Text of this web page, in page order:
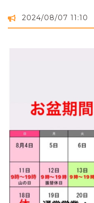
2024/08/07 11:10